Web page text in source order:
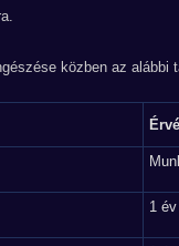
közben az
1 év